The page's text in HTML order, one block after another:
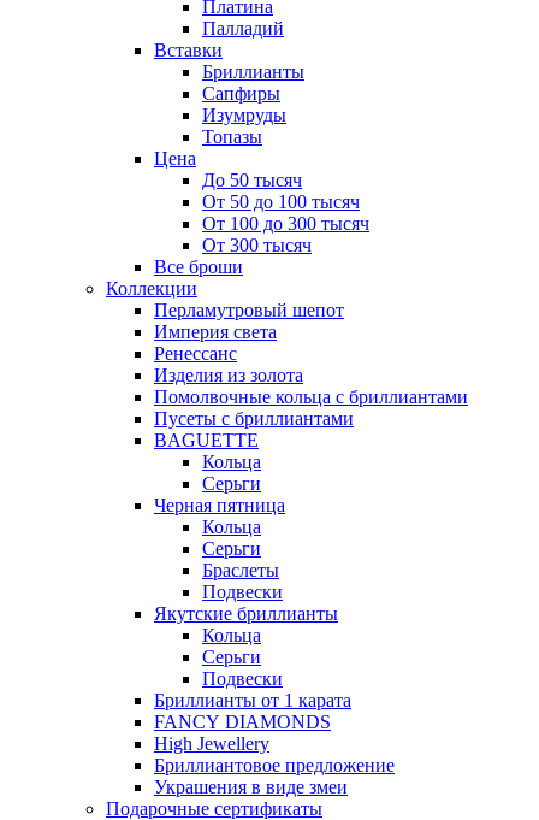
Платина
Палладий
Вставки
Бриллианты
Сапфиры
Изумруды
Топазы
Цена
До 50 тысяч
От 50 до 100 тысяч
От 100 до 300 тысяч
От 300 тысяч
Все броши
Коллекции
Перламутровый шепот
Империя света
Ренессанс
Изделия из золота
Помолвочные кольца с бриллиантами
Пусеты с бриллиантами
BAGUETTE
Кольца
Серьги
Черная пятница
Кольца
Серьги
Браслеты
Подвески
Якутские бриллианты
Кольца
Серьги
Подвески
Бриллианты от 1 карата
FANCY DIAMONDS
High Jewellery
Бриллиантовое предложение
Украшения в виде змеи
Подарочные сертификаты